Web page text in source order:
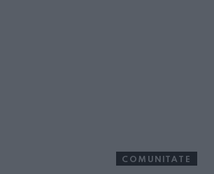
COMUNITATE